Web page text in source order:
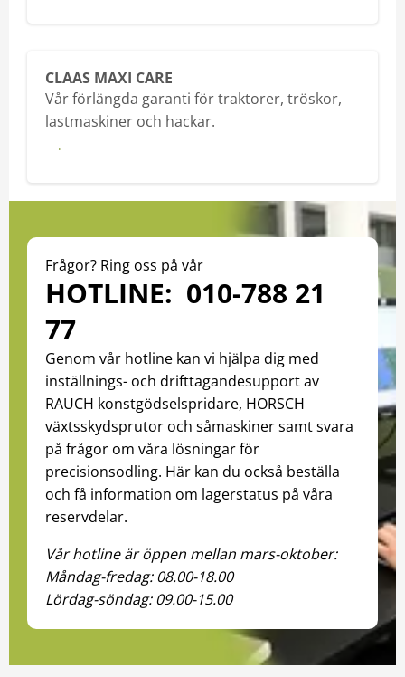
CLAAS MAXI CARE
Vår förlängda garanti för traktorer, tröskor,
lastmaskiner och hackar.
Läs mer
Frågor? Ring oss på vår
HOTLINE: 010-788 21
77
Genom vår hotline kan vi hjälpa dig med
inställnings- och drifttagandesupport av
RAUCH konstgödselspridare, HORSCH
växtsskydsprutor och såmaskiner samt svara
på frågor om våra lösningar för
precisionsodling. Här kan du också beställa
och få information om lagerstatus på våra
reservdelar.
Vår hotline är öppen mellan mars-oktober:
Måndag-fredag: 08.00-18.00
Lördag-söndag: 09.00-15.00